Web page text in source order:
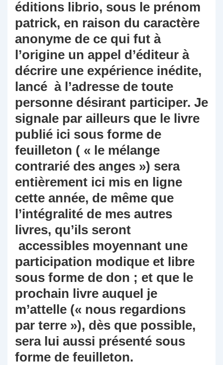
éditions librio, sous le prénom
patrick, en raison du caractère
anonyme de ce qui fut à
l’origine un appel d’éditeur à
décrire une expérience inédite,
lancé à l’adresse de toute
personne désirant participer. Je
signale par ailleurs que le livre
publié ici sous forme de
feuilleton ( « le mélange
contrarié des anges ») sera
entièrement ici mis en ligne
cette année, de même que
l’intégralité de mes autres
livres, qu’ils seront
accessibles moyennant une
participation modique et libre
sous forme de don ; et que le
prochain livre auquel je
m’attelle (« nous regardions
par terre »), dès que possible,
sera lui aussi présenté sous
forme de feuilleton.